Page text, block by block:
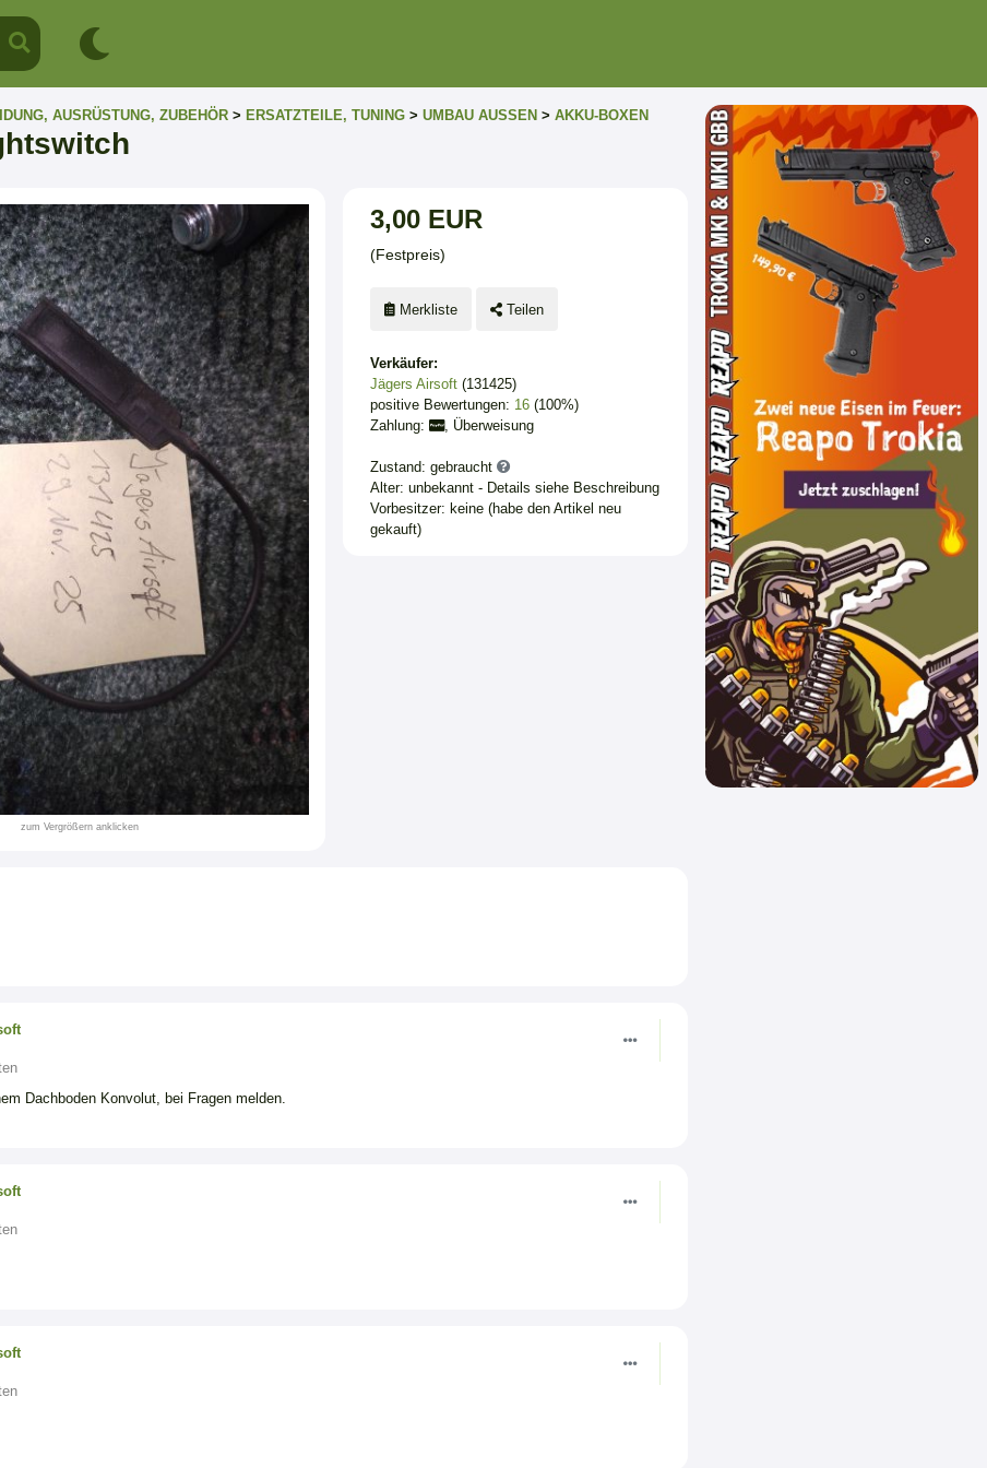
AUSRÜSTUNG, ZUBEHÖR > ERSATZTEILE, TUNING > UMBAU AUSSEN > AKKU-BOXEN
zum Vergrößern anklicken
3,00 EUR
(Festpreis)
Merkliste Teilen
Verkäufer:
Jägers Airsoft(131425)
positive Bewertungen: 16(100%)
Zahlung:
, Überweisung
Zustand: gebraucht
Alter: unbekannt - Details siehe Beschreibung
Vorbesitzer: keine (habe den Artikel neu
gekauft)
Dachboden Konvolut, bei Fragen melden.